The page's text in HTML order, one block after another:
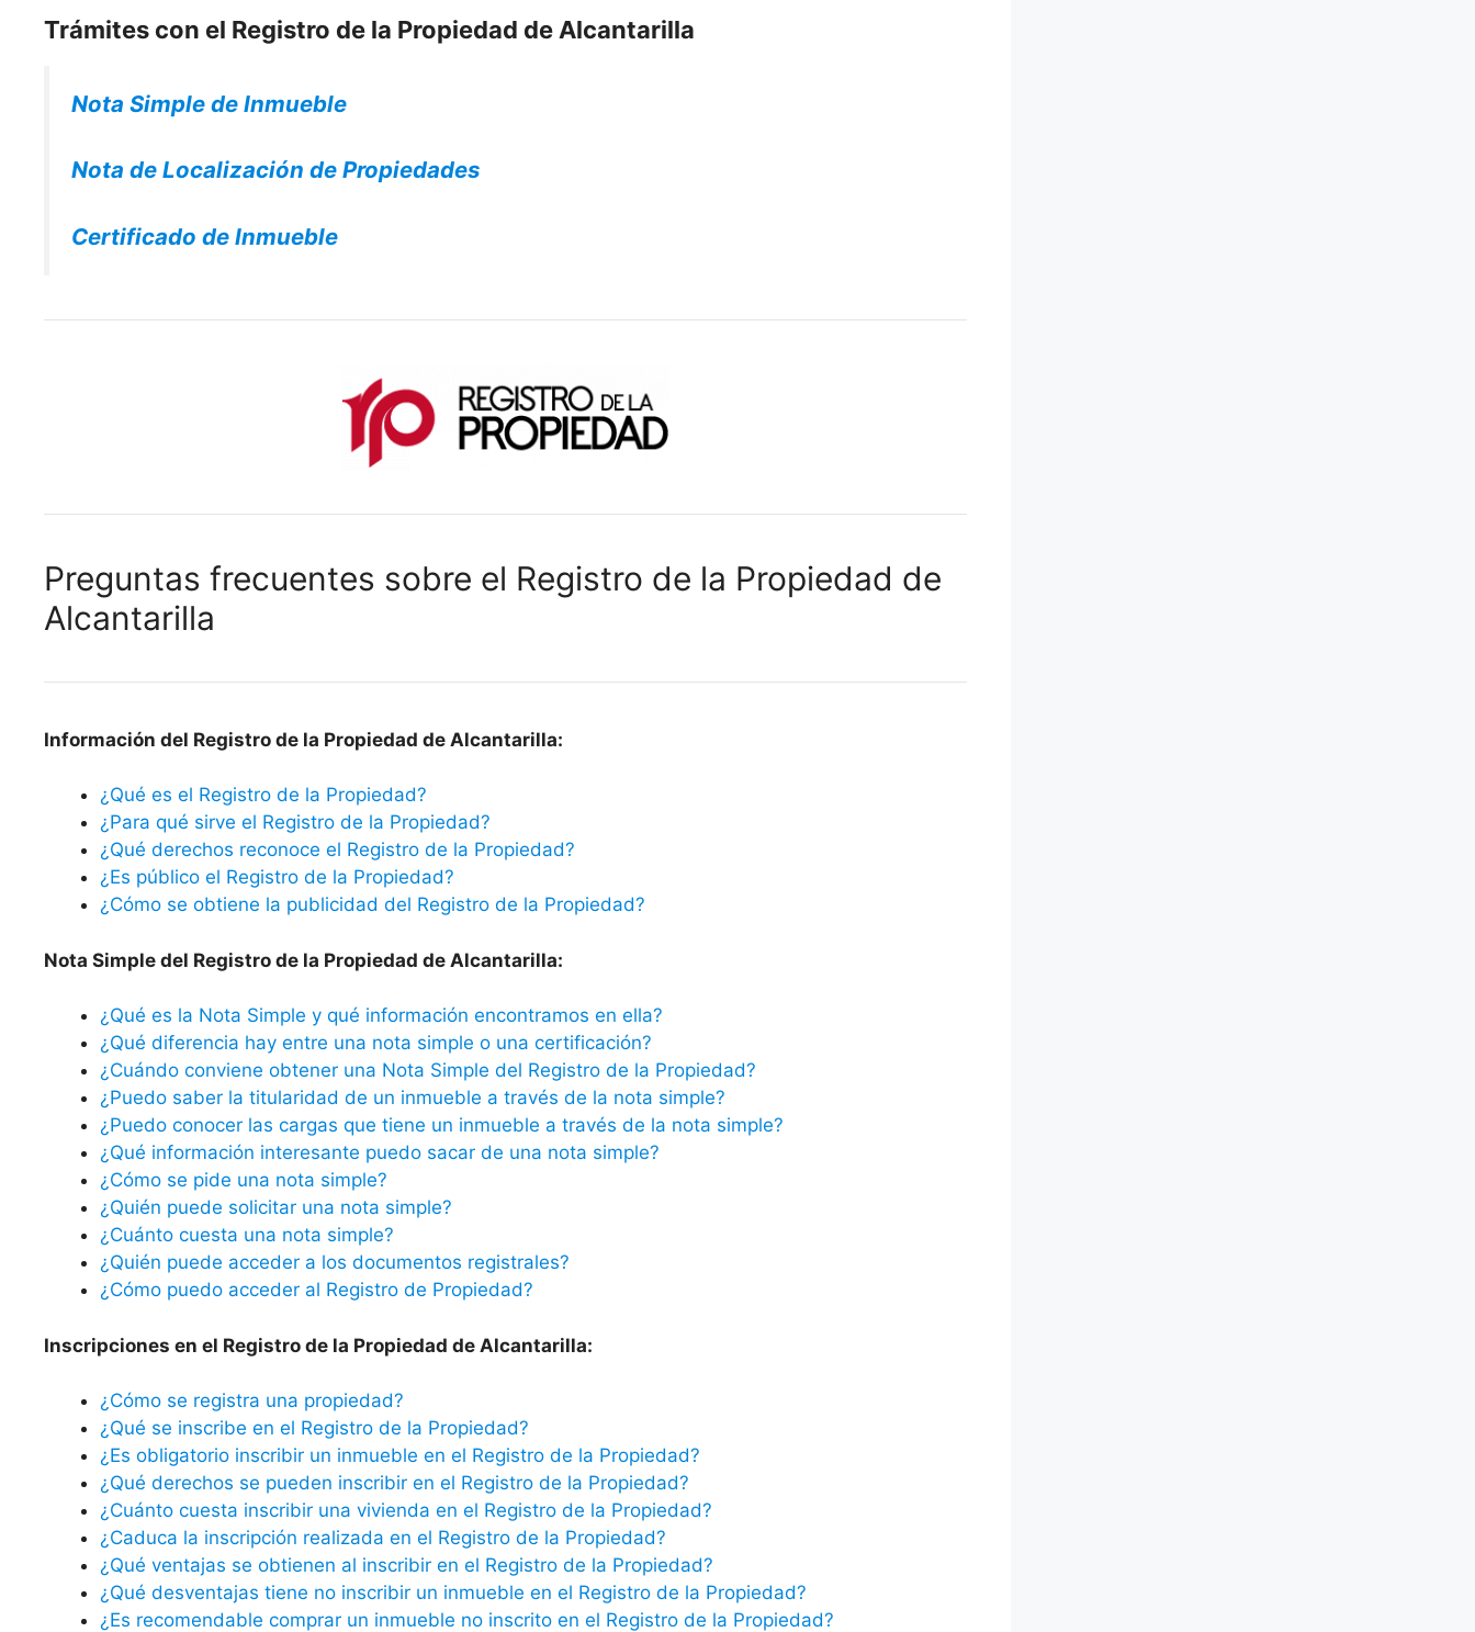
Trámites con el Registro de la Propiedad de Alcantarilla
Nota Simple de Inmueble
Nota de Localización de Propiedades
Certificado de Inmueble
Preguntas frecuentes sobre el Registro de la Propiedad de
Alcantarilla
Información del Registro de la Propiedad de Alcantarilla:
¿Qué es el Registro de la Propiedad?
¿Para qué sirve el Registro de la Propiedad?
¿Qué derechos reconoce el Registro de la Propiedad?
¿Es público el Registro de la Propiedad?
¿Cómo se obtiene la publicidad del Registro de la Propiedad?
Nota Simple del Registro de la Propiedad de Alcantarilla:
¿Qué es la Nota Simple y qué información encontramos en ella?
¿Qué diferencia hay entre una nota simple o una certificación?
¿Cuándo conviene obtener una Nota Simple del Registro de la Propiedad?
¿Puedo saber la titularidad de un inmueble a través de la nota simple?
¿Puedo conocer las cargas que tiene un inmueble a través de la nota simple?
¿Qué información interesante puedo sacar de una nota simple?
¿Cómo se pide una nota simple?
¿Quién puede solicitar una nota simple?
¿Cuánto cuesta una nota simple?
¿Quién puede acceder a los documentos registrales?
¿Cómo puedo acceder al Registro de Propiedad?
Inscripciones en el Registro de la Propiedad de Alcantarilla:
¿Cómo se registra una propiedad?
¿Qué se inscribe en el Registro de la Propiedad?
¿Es obligatorio inscribir un inmueble en el Registro de la Propiedad?
¿Qué derechos se pueden inscribir en el Registro de la Propiedad?
¿Cuánto cuesta inscribir una vivienda en el Registro de la Propiedad?
¿Caduca la inscripción realizada en el Registro de la Propiedad?
¿Qué ventajas se obtienen al inscribir en el Registro de la Propiedad?
¿Qué desventajas tiene no inscribir un inmueble en el Registro de la Propiedad?
¿Es recomendable comprar un inmueble no inscrito en el Registro de la Propiedad?